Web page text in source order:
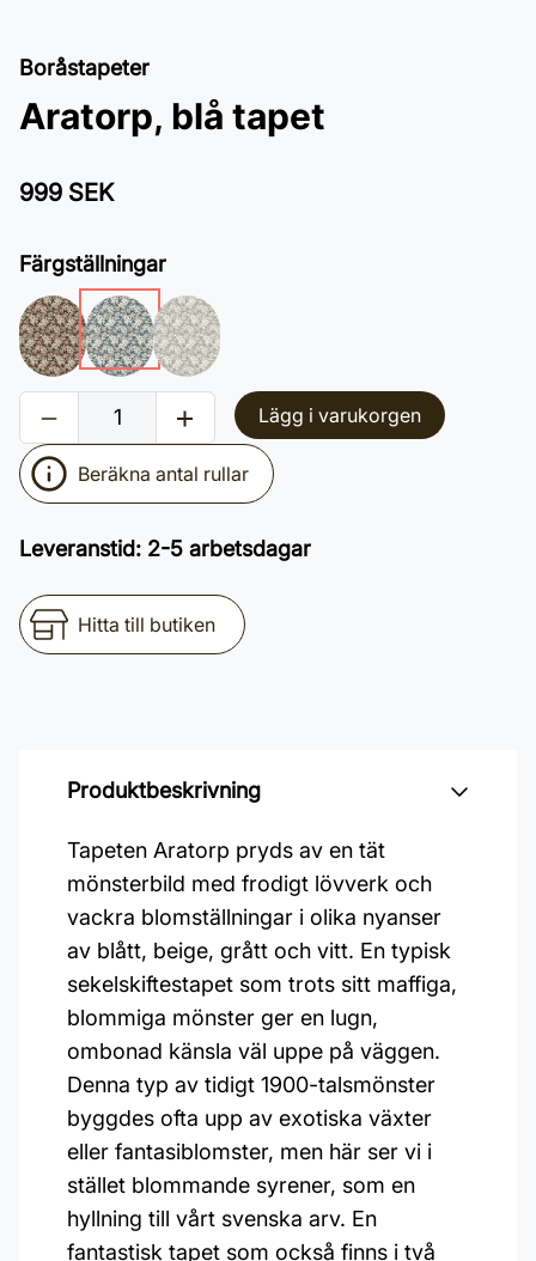
Boråstapeter
Aratorp, blå tapet
999 SEK
Färgställningar
Lägg i varukorgen
Beräkna antal rullar
Leveranstid: 2-5 arbetsdagar
Hitta till butiken
Produktbeskrivning
Tapeten Aratorp pryds av en tät
mönsterbild med frodigt lövverk och
vackra blomställningar i olika nyanser
av blått, beige, grått och vitt. En typisk
sekelskiftestapet som trots sitt maffiga,
blommiga mönster ger en lugn,
ombonad känsla väl uppe på väggen.
Denna typ av tidigt 1900-talsmönster
byggdes ofta upp av exotiska växter
eller fantasiblomster, men här ser vi i
stället blommande syrener, som en
hyllning till vårt svenska arv. En
fantastisk tapet som också finns i två